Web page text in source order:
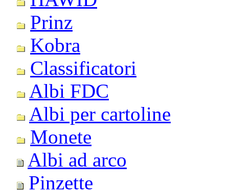
Prinz
Kobra
Classificatori
Albi FDC
Albi per cartoline
Monete
Albi ad arco
Pinzette